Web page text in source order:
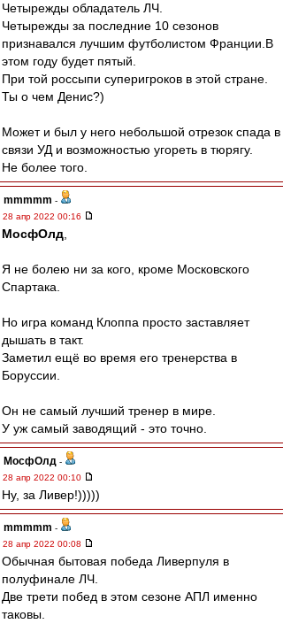
Четырежды обладатель ЛЧ.
Четырежды за последние 10 сезонов
признавался лучшим футболистом Франции.В
этом году будет пятый.
При той россыпи суперигроков в этой стране.
Ты о чем Денис?)
Может и был у него небольшой отрезок спада в
связи УД и возможностью угореть в тюрягу.
Не более того.
mmmmm -
28 апр 2022 00:16
МосфОлд
Я не болею ни за кого, кроме Московского
Спартака.
Но игра команд Клоппа просто заставляет
дышать в такт.
Заметил ещё во время его тренерства в
Боруссии.
Он не самый лучший тренер в мире.
У уж самый заводящий - это точно.
МосфОлд -
28 апр 2022 00:10
Ну, за Ливер!)))))
mmmmm -
28 апр 2022 00:08
Обычная бытовая победа Ливерпуля в
полуфинале ЛЧ.
Две трети побед в этом сезоне АПЛ именно
таковы.